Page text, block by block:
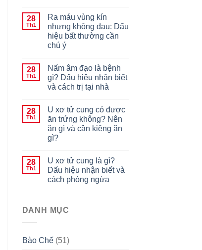
28
Th1
Ra máu vùng kín
nhưng không đau: Dấu
hiệu bất thường cần
chú ý
28
Th1
Nấm âm đạo là bệnh
gì? Dấu hiệu nhận biết
và cách trị tại nhà
28
Th1
U xơ tử cung có được
ăn trứng không? Nên
ăn gì và cần kiêng ăn
gì?
28
Th1
U xơ tử cung là gì?
Dấu hiệu nhận biết và
cách phòng ngừa
DANH MỤC
Bào Chế(51)